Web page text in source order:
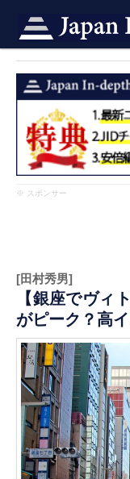
※ スポンサー
[田村秀男]
【銀座でヴィ
がピーク？高